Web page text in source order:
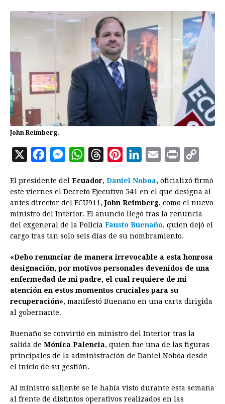
John Reimberg.
X
c
e
b
o
k
M
s
s
e
n
e
W
a
t
s
A
p
r
e
a
d
n
t
e
r
s
n
k
e
d
n
a
l
i
n
t
p
y
L
i
k
El presidente del Ecuador, Daniel Noboa, oficializó firmó
este viernes el Decreto Ejecutivo 541 en el que designa al
antes director del ECU911,John Reimberg, como el nuevo
ministro del Interior. El anuncio llegó tras la renuncia
del exgeneral de la Policía Fausto Buenaño, quien dejó el
cargo tras tan solo seis días de su nombramiento.
«Debo renunciar de manera irrevocable a esta honrosa
designación, por motivos personales devenidos de una
enfermedad de mi padre, el cual requiere de mi
atención en estos momentos cruciales para su
recuperación», manifestó Buenaño en una carta dirigida
al gobernante.
Buenaño se convirtió en ministro del Interior tras la
salida de Mónica Palencia, quien fue una de las figuras
principales de la administración de Daniel Noboa desde
el inicio de su gestión.
Al ministro saliente se le había visto durante esta semana
al frente de distintos operativos realizados en las